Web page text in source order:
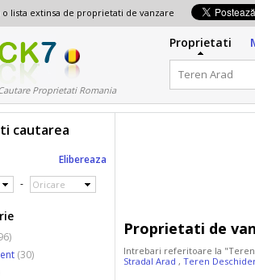
o lista extinsa de proprietati de vanzare
Proprietati Romania
Proprietati
Proprietati de
Intrebari referitoare la
Stradal Arad , Teren
cautarea
Elibereaza
- Oricare
(30)